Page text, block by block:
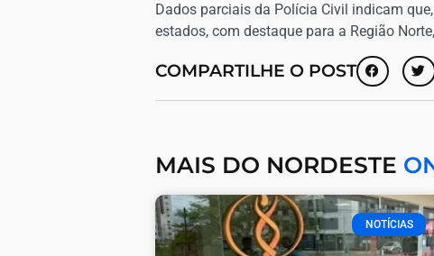
Dados parciais da Polícia Civil indicam
estados, com destaque para a Região
COMPARTILHE O POST
MAIS DO NORDESTE
NOTÍCIAS